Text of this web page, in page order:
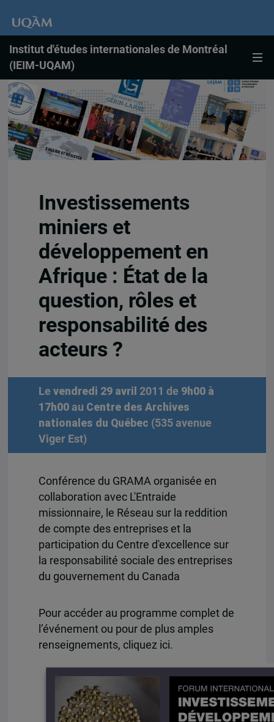
Institut d'études internationales de Montréal
(IEIM-UQAM)
Investissements
miniers et
développement en
Afrique : État de la
question, rôles et
responsabilité des
acteurs ?
Le vendredi 29 avril 2011 de 9h00 à
17h00au Centre des Archives
nationales du Québec (535 avenue
Viger Est)
Conférence du GRAMA organisée en
collaboration avec L'Entraide
missionnaire, le Réseau sur la reddition
de compte des entreprises et la
participation du Centre d'excellence sur
la responsabilité sociale des entreprises
du gouvernement du Canada
Pour accéder au programme complet de
l’événement ou pour de plus amples
renseignements, cliquez ici.